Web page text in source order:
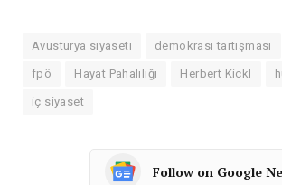
Avusturya siyaseti demokrasi tartışması
fpö Hayat Pahalılığı Herbert Kickl
iç siyaset
Follow on Google